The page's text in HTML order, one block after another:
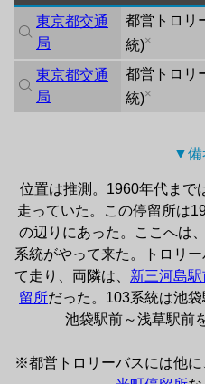
東京都交通
局
都営トロリ
統)×
東京都交通
局
都営トロリ
統)×
▼
位置は推測。1960年代まで
走っていた。この停留所は
の辺りにあった。ここへは
系統がやって来た。トロリ
て走り、両隣は、 新三河島
留所だった。103系統は池
池袋駅前～浅草駅前
※都営トロリーバスには他に